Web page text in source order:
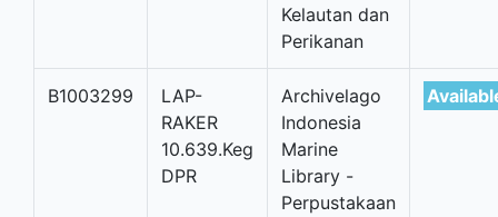
Kelautan dan
Perikanan
B1003299
LAP-
RAKER
10.639.Keg
DPR
Archivelago
Indonesia
Marine
Library -
Perpustakaan